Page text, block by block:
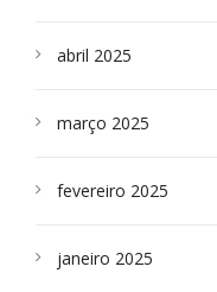
abril 2025
março 2025
fevereiro 2025
janeiro 2025